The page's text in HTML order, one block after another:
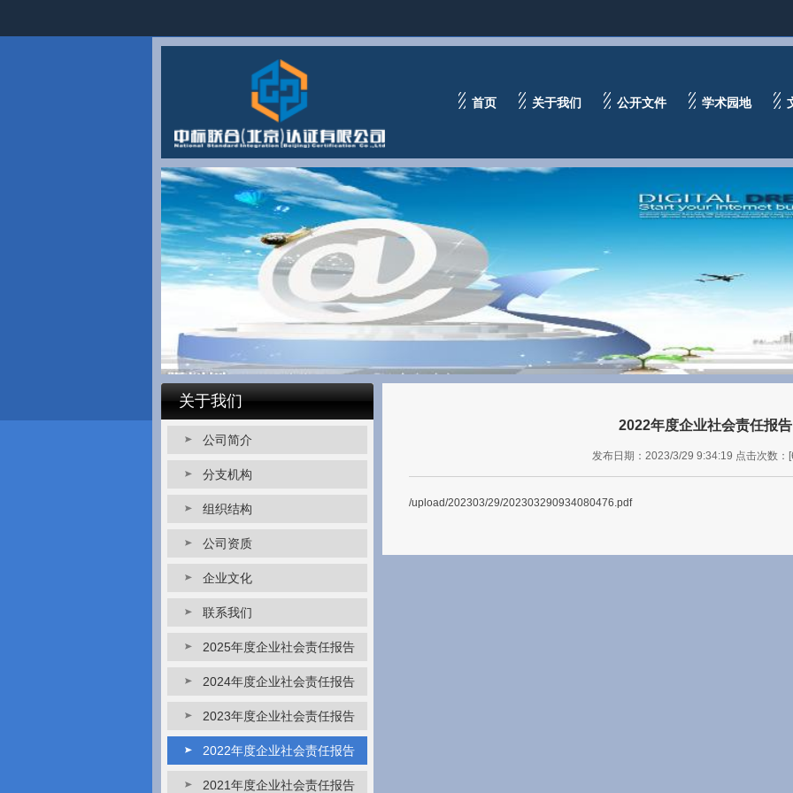
首页 关于我们 公开文件 学术园地
关于我们
公司简介
分支机构
组织结构
公司资质
企业文化
联系我们
2025年度企业社会责任报告
2024年度企业社会责任报告
2023年度企业社会责任报告
2022年度企业社会责任报告
2021年度企业社会责任报告
2022年度企业社会责任报告
发布日期：2023/3/29 9:34:19 点击次数：
/upload/202303/29/202303290934080476.pdf